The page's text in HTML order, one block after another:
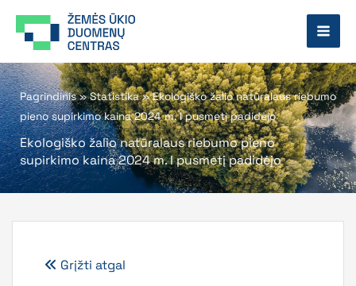
prie
Pagrindinis»Statistika»Ekologiško žalio natūralaus riebumo
pieno supirkimo kaina 2024 m. I pusmetį padidėjo
Ekologiško žalio natūralaus riebumo pieno
supirkimo kaina 2024 m. I pusmetį padidėjo
Grįžti atgal